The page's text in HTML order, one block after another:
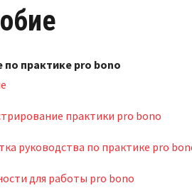
по практике pro bono
практики pro bono
руководства по практике pro
для работы pro bono